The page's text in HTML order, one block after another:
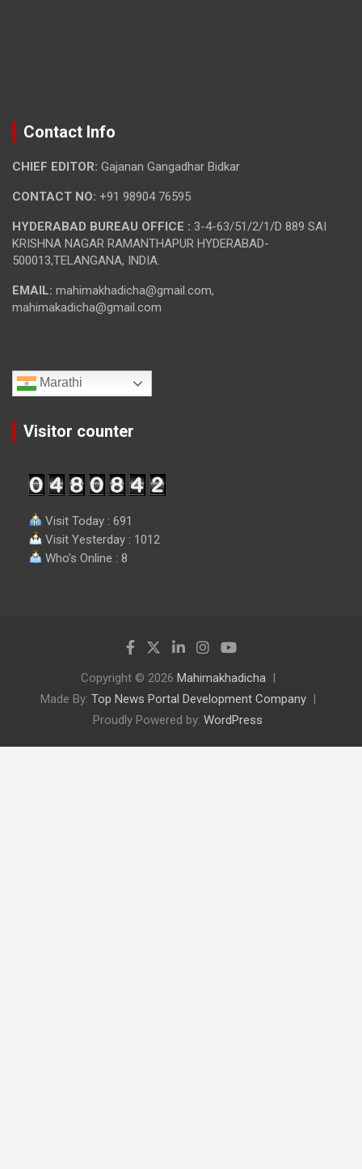
Contact Info
CHIEF EDITOR: Gajanan Gangadhar Bidkar
CONTACT NO: +91 98904 76595
HYDERABAD BUREAU OFFICE : 3-4-63/51/2/1/D 889 SAI
KRISHNA NAGAR RAMANTHAPUR HYDERABAD-
500013,TELANGANA, INDIA.
EMAIL: mahimakhadicha@gmail.com,
mahimakadicha@gmail.com
Marathi
Visitor counter
Visit Today : 691
Visit Yesterday : 1012
Who's Online : 8
Copyright © 2026 Mahimakhadicha
Made By: Top News Portal Development Company
Proudly Powered by: WordPress